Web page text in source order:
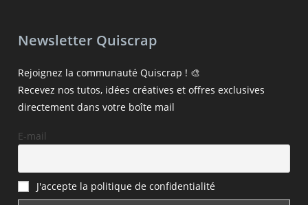
Newsletter Quiscrap
Rejoignez la communauté Quiscrap ! 🎨
Recevez nos tutos, idées créatives et offres exclusives
directement dans votre boîte mail
E-mail
J'accepte la politique de confidentialité